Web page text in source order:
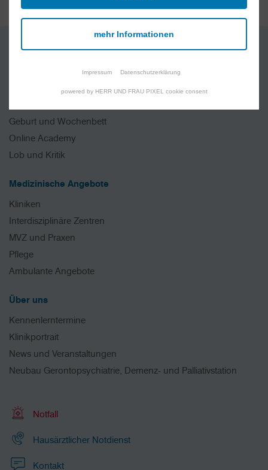
Jobs und Karriere
Geburt und Wochenbett
Online Academy
Lob und Kritik
Medizinische Angebote
Kliniken
Interdisziplinäre Zentren
MVZ und Praxen
Pflege
Ambulante Angebote
Über uns
Kennenlerntermine
Klinikportrait
News und Veranstaltungen
Neubau Gerontopsychiatrie, Demenz- und Palliativstation
Notfall
Hausärztlicher Notdienst
Kontakt
mehr Informationen
Impressum Datenschutzerklärung
powered by HERR UND FRAU PIXEL cookie consent